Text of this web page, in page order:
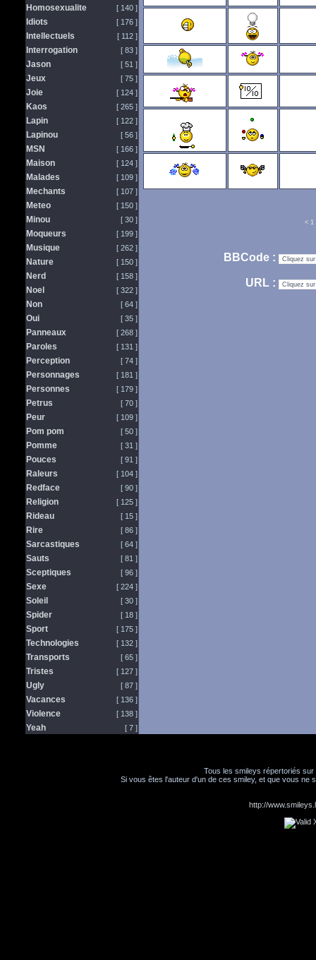
< 1
BBCode :
URL :
Homosexualite [ 140 ]
Idiots [ 176 ]
Intellectuels [ 112 ]
Interrogation [ 83 ]
Jason [ 51 ]
Jeux [ 75 ]
Joie [ 124 ]
Kaos [ 265 ]
Lapin [ 122 ]
Lapinou [ 56 ]
MSN [ 166 ]
Maison [ 124 ]
Malades [ 109 ]
Mechants [ 107 ]
Meteo [ 150 ]
Minou [ 30 ]
Moqueurs [ 199 ]
Musique [ 262 ]
Nature [ 150 ]
Nerd [ 158 ]
Noel [ 322 ]
Non [ 64 ]
Oui [ 35 ]
Panneaux [ 268 ]
Paroles [ 131 ]
Perception [ 74 ]
Personnages [ 181 ]
Personnes [ 179 ]
Petrus [ 70 ]
Peur [ 109 ]
Pom pom [ 50 ]
Pomme [ 31 ]
Pouces [ 91 ]
Raleurs [ 104 ]
Redface [ 90 ]
Religion [ 125 ]
Rideau [ 15 ]
Rire [ 86 ]
Sarcastiques [ 64 ]
Sauts [ 81 ]
Sceptiques [ 96 ]
Sexe [ 224 ]
Soleil [ 30 ]
Spider [ 18 ]
Sport [ 175 ]
Technologies [ 132 ]
Transports [ 65 ]
Tristes [ 127 ]
Ugly [ 87 ]
Vacances [ 136 ]
Violence [ 138 ]
Yeah [ 7 ]
Tous les smileys répertoriés
Si vous êtes l'auteur d'un de ces smiley, et que vous ne
http://